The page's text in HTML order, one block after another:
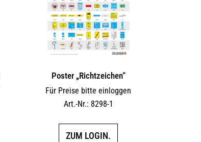
Poster „Richtzeichen“
Für Preise bitte einloggen
Art.-Nr.: 8298-1
ZUM LOGIN.